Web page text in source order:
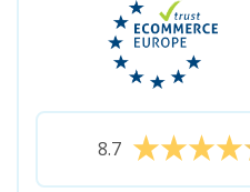
8.7